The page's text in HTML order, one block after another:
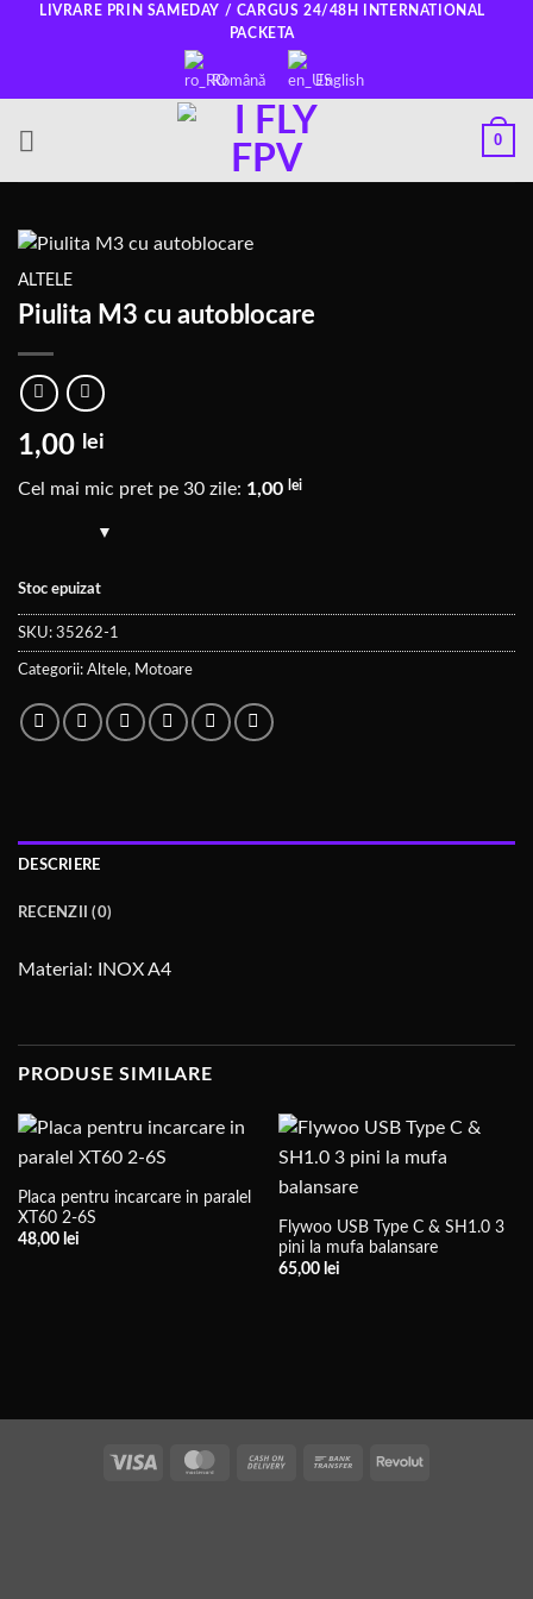
LIVRARE PRIN SAMEDAY / CARGUS 24/48H INTERNATIONAL
PACKETA
Română English
0
ALTELE
Piulita M3 cu autoblocare
1,00 lei
Cel mai mic pret pe 30 zile: 1,00 lei
Stoc epuizat
SKU: 35262-1
Categorii: Altele, Motoare
DESCRIERE
RECENZII (0)
Material: INOX A4
PRODUSE SIMILARE
Placa pentru incarcare in paralel
XT60 2-6S
48,00 lei
Flywoo USB Type C & SH1.0 3
pini la mufa balansare
65,00 lei
Vize MasterCardPlata
Transfer Revolut